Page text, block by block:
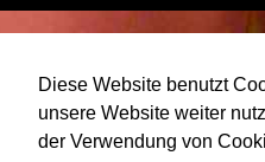
Diese Website benutzt
unsere Website weiter
der Verwendung von
WERDEN?
ATELIER
Poetischer Vortrag